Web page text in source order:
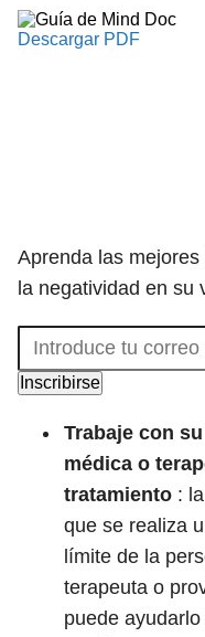
Descargar PDF
Aprenda las
la negatividad en su
Inscribirse
Trabaje con
médica o
tratamiento :
que se realiza
límite de la
terapeuta o
puede